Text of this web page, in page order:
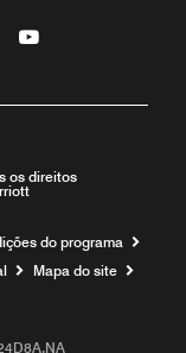
os direitos
do programa
Mapa do site